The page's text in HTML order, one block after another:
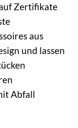
Zertifikate
aus
und lassen
Abfall